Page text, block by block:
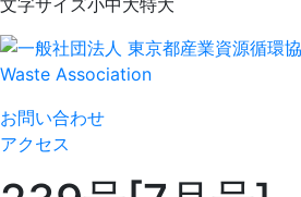
to
content
文字サイズ小中大特大
お問い合わせ
アクセス